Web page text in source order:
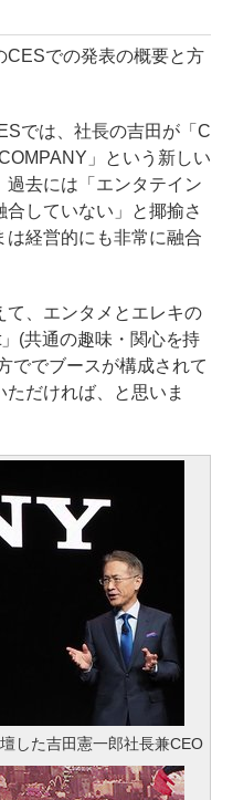
CESでの発表の概要と方
では、社長の吉田が「C
」という新しい
過去には「エンタテイン
合していない」と揶揄さ
は経営的にも非常に融合
て、エンタメとエレキの
(共通の趣味・関心を持
ででブースが構成されて
だければ、と思いま
した吉田憲一郎社長兼CEO